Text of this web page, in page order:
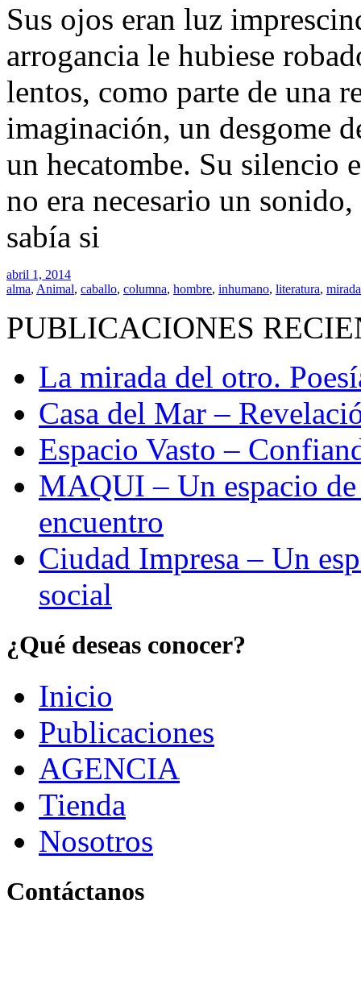
Sus ojos eran luz
arrogancia le hubiese
lentos, como parte de una
imaginación, un desgome
un hecatombe. Su silencio
no era necesario un
sabía si
abril 1, 2014
alma, Animal, caballo, columna, hombre, inhumano, literatura, mirada
PUBLICACIONES
La mirada del otro.
Casa del Mar –
Espacio Vasto –
MAQUI – Un espacio
encuentro
Ciudad Impresa – Un
social
¿Qué deseas conocer?
Inicio
Publicaciones
AGENCIA
Tienda
Nosotros
Contáctanos